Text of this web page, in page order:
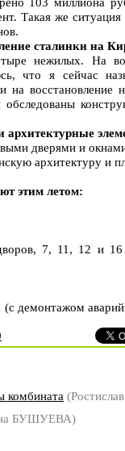
Такая же
сталинки на
нежилых. На
что я сейчас
на восстановление
обследованы
дверями и
архитектуру и
этим летом:
7, 11, 12 и
демонтажом
комбината
БУШУЕВА)